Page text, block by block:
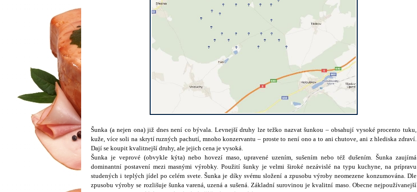
Šunka (a nejen ona) již dnes není co bývala. Levnejší druhy lze težko nazvat šunkou – obsahují vysoké procento tuku,
kuže, více soli na skrytí ruzných pachutí, mnoho konzervantu – proste to není ono a to ani chutove, ani z hlediska zdraví.
Dají se koupit kvalitnejší druhy, ale jejich cena je vysoká.
Šunka je veprové (obvykle kýta) nebo hovezí maso, upravené uzením, sušením nebo též dušením. Šunka zaujímá
dominantní postavení mezi masnými výrobky. Použití šunky je velmi široké nezávislé na typu kuchyne, na prípravu
studených i teplých jídel po celém svete. Šunka je díky svému složení a zpusobu výroby neomezene konzumována. Dle
zpusobu výroby se rozlišuje šunka varená, uzená a sušená. Základní surovinou je kvalitní maso. Obecne nejpoužívanejší